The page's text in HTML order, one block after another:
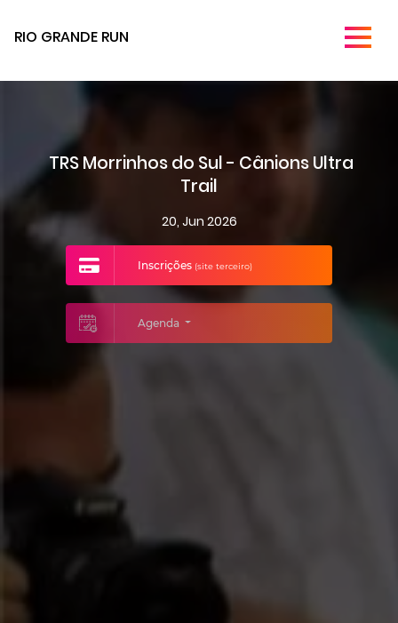
RIO GRANDE RUN
TRS Morrinhos do Sul - Cânions Ultra
Trail
20, Jun 2026
Inscrições (site terceiro)
Agenda